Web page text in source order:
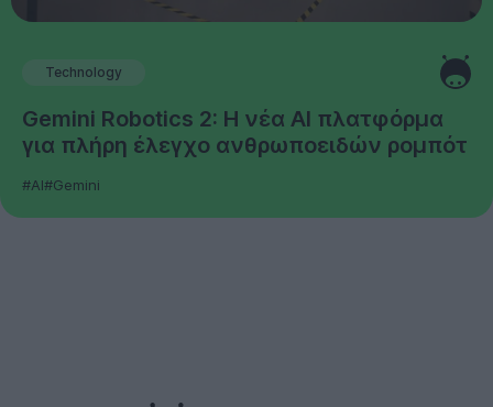
Technology
Gemini Robotics 2: Η νέα AI πλατφόρμα
για πλήρη έλεγχο ανθρωποειδών ρομπότ
#AI#Gemini